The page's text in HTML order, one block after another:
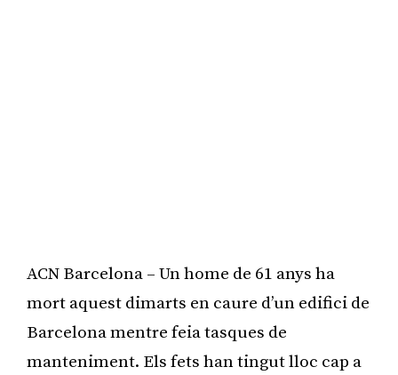
ACN Barcelona – Un home de 61 anys ha
mort aquest dimarts en caure d’un edifici de
Barcelona mentre feia tasques de
manteniment. Els fets han tingut lloc cap a